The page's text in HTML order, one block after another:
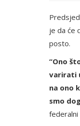
je da će
posto.
“Ono
varirati
na ono
smo
federalni